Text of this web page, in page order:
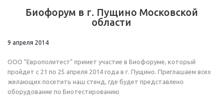
Биофорум в г. Пущино Московской
области
9 апреля 2014
ООО "Европолитест" примет участие в Биофоруме, который
пройдет с 21 по 25 апреля 2014 года в г. Пущино. Приглашаем всех
желающих посетить наш стенд, где будет представлено
оборудование по Биотестированию